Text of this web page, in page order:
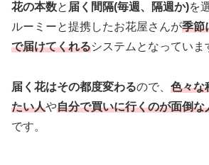
花の本数と 届く間隔(毎週、隔週か)を
ルーミーと提携したお花屋さんが季節
で届けてくれるシステムとなっていま
届く花はその都度変わるので、 色々な
たい人や自分で買いに行くのが面倒な
です。